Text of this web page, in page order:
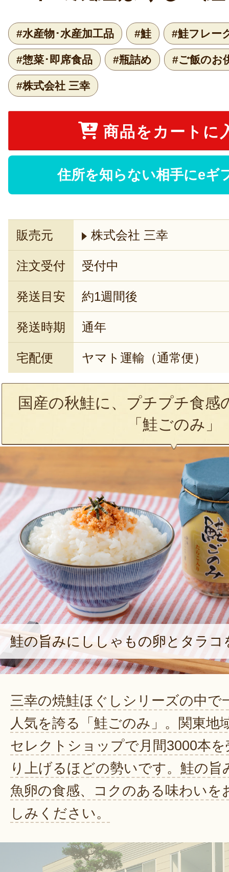
#水産物･水産加工品 #鮭 #鮭フレー
#惣菜･即席食品 #瓶詰め #ご飯のお
#株式会社 三幸
商品をカートに
住所を知らない相手にeギ
販売元 株式会社 三幸
注文受付 受付中
発送目安 約1週間後
発送時期 通年
宅配便 ヤマト運輸（通常便）
国産の秋鮭に、プチプチ食感
「鮭ごのみ」
鮭の旨みにししゃもの卵とタラコ
三幸の焼鮭ほぐしシリーズの中で
人気を誇る「鮭ごのみ」。関東地
セレクトショップで月間3000本を
り上げるほどの勢いです。鮭の旨
魚卵の食感、コクのある味わいを
しみください。